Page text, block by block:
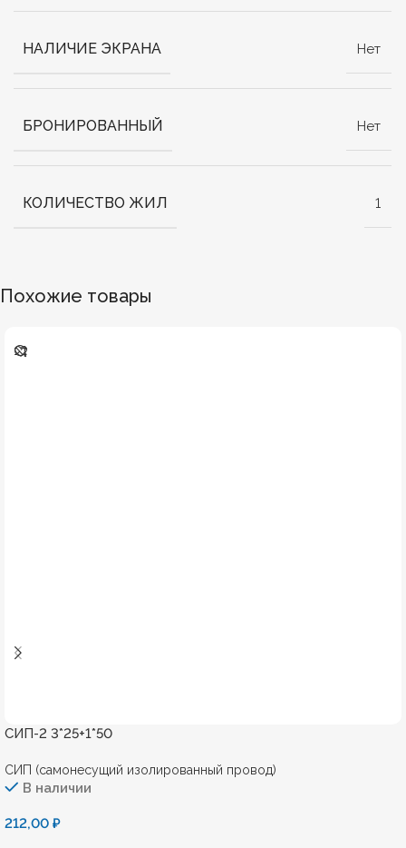
НАЛИЧИЕ ЭКРАНА Нет
БРОНИРОВАННЫЙ Нет
КОЛИЧЕСТВО ЖИЛ 1
Похожие товары
СИП-2 3*25+1*50
СИП (самонесущий изолированный провод)
В наличии
212,00 ₽